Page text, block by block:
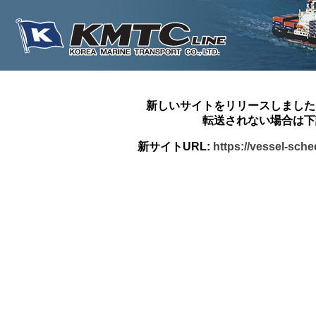
新しいサイトをリリースしまし
転送されない場合は
新サイトURL: https://vessel-